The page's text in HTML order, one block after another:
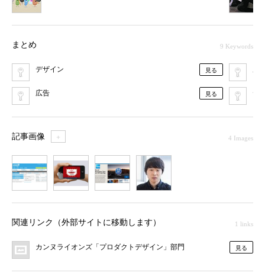
まとめ 9 Keywords
デザイン 見る
広告 見る デ
記事画像 ＋ 4 Images
関連リンク（外部サイトに移動します） 1 links
カンヌライオンズ「プロダクトデザイン」部門 見る